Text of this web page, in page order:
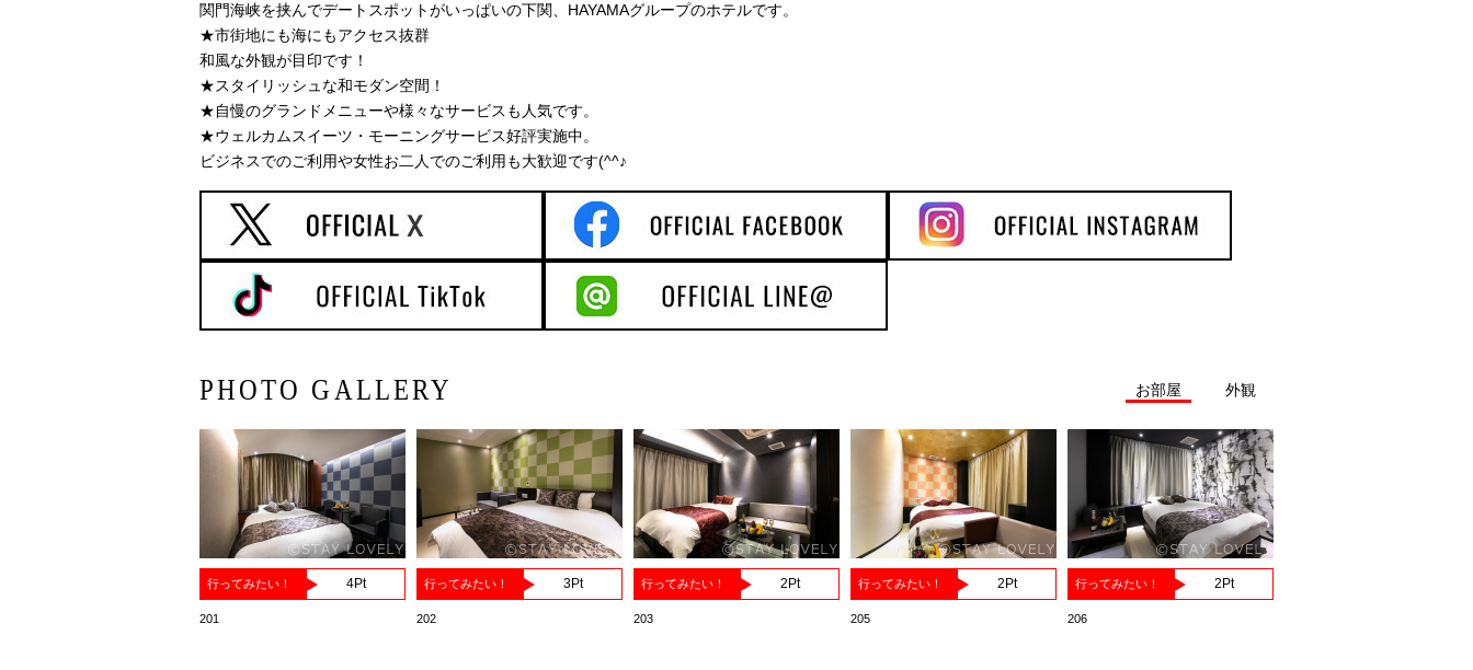
関門海峡を挟んでデートスポットがいっぱいの下関、HAYAMAグループのホテルです。
★市街地にも海にもアクセス抜群
和風な外観が目印です！
★スタイリッシュな和モダン空間！
★自慢のグランドメニューや様々なサービスも人気です。
★ウェルカムスイーツ・モーニングサービス好評実施中。
ビジネスでのご利用や女性お二人でのご利用も大歓迎です(^^♪
PHOTO GALLERY お部屋 外観
行ってみたい！ 4Pt
201
行ってみたい！ 3Pt
202
行ってみたい！ 2 Pt
203
行ってみたい！ 2 Pt
205
行ってみたい！ 2 Pt
206